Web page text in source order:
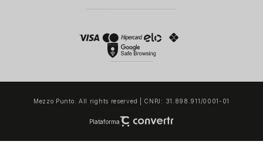
Mezzo Punto. All rights reserved | CNPJ: 31.898.911/0001-01
Plataforma